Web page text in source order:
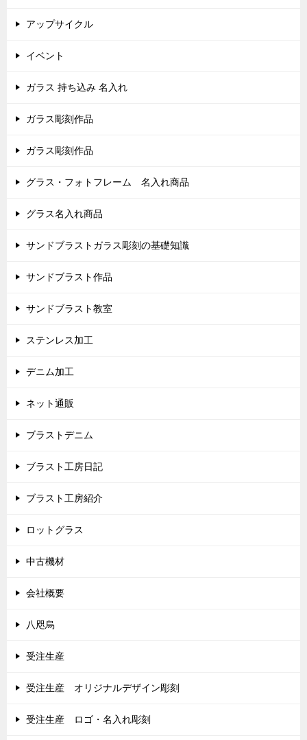
アップサイクル
イベント
ガラス 持ち込み 名入れ
ガラス彫刻作品
ガラス彫刻作品
グラス・フォトフレーム 名入れ商品
グラス名入れ商品
サンドブラストガラス彫刻の基礎知識
サンドブラスト作品
サンドブラスト教室
ステンレス加工
デニム加工
ネット通販
ブラストデニム
ブラスト工房日記
ブラスト工房紹介
ロットグラス
中古機材
会社概要
八咫烏
受注生産
受注生産 オリジナルデザイン彫刻
受注生産 ロゴ・名入れ彫刻